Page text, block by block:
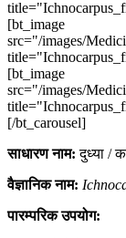
[bt_image
src="/images/
[bt_image
src="/images/
[/bt_carousel]
साधारण नाम: दुध्या /
वैज्ञानिक नाम:
पारम्परिक उपयोग: